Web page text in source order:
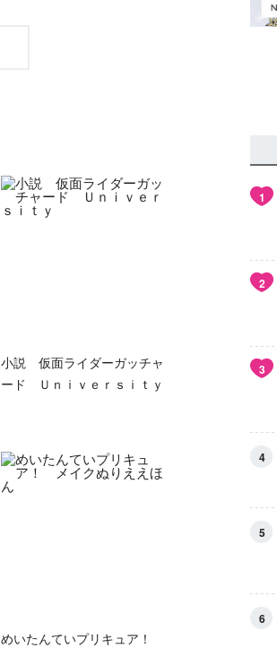
小説 仮面ライダーガッチャ
ード Ｕｎｉｖｅｒｓｉｔｙ
めいたんていプリキュア！
1
2
3
4
5
6